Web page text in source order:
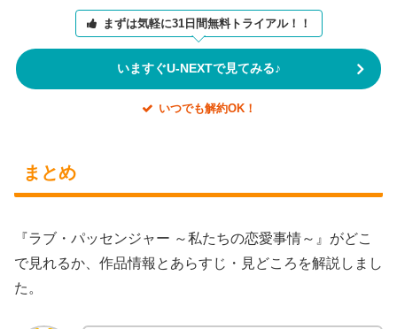
まずは気軽に31日間無料トライアル！！
いますぐU-NEXTで見てみる♪
いつでも解約OK！
まとめ
『ラブ・パッセンジャー ～私たちの恋愛事情～』がどこ
で見れるか、作品情報とあらすじ・見どころを解説しまし
た。